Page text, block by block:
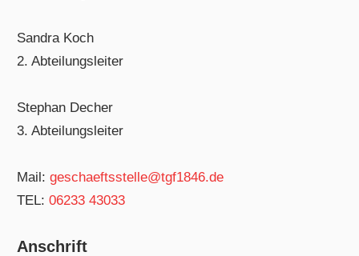
Sandra Koch
2. Abteilungsleiter
Stephan Decher
3. Abteilungsleiter
Mail:geschaeftsstelle@tgf1846.de
TEL:06233 43033
Anschrift